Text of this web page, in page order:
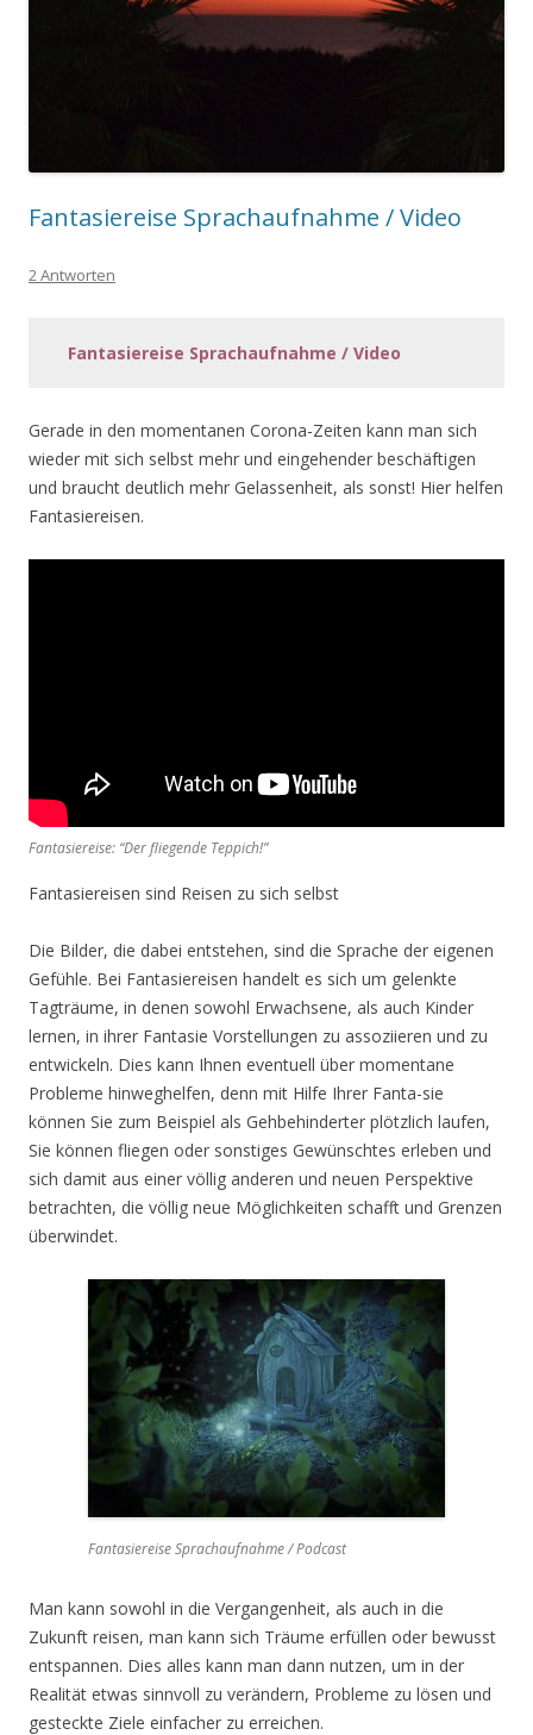
Fantasiereise Sprachaufnahme / Video
2 Antworten
Fantasiereise Sprachaufnahme / Video
Gerade in den momentanen Corona-Zeiten kann man sich
wieder mit sich selbst mehr und eingehender beschäftigen
und braucht deutlich mehr Gelassenheit, als sonst! Hier helfen
Fantasiereisen.
Fantasiereise: “Der fliegende Teppich!”
Fantasiereisen sind Reisen zu sich selbst
Die Bilder, die dabei entstehen, sind die Sprache der eigenen
Gefühle. Bei Fantasiereisen handelt es sich um gelenkte
Tagträume, in denen sowohl Erwachsene, als auch Kinder
lernen, in ihrer Fantasie Vorstellungen zu assoziieren und zu
entwickeln. Dies kann Ihnen eventuell über momentane
Probleme hinweghelfen, denn mit Hilfe Ihrer Fanta-sie
können Sie zum Beispiel als Gehbehinderter plötzlich laufen,
Sie können fliegen oder sonstiges Gewünschtes erleben und
sich damit aus einer völlig anderen und neuen Perspektive
betrachten, die völlig neue Möglichkeiten schafft und Grenzen
überwindet.
Fantasiereise Sprachaufnahme / Podcast
Man kann sowohl in die Vergangenheit, als auch in die
Zukunft reisen, man kann sich Träume erfüllen oder bewusst
entspannen. Dies alles kann man dann nutzen, um in der
Realität etwas sinnvoll zu verändern, Probleme zu lösen und
gesteckte Ziele einfacher zu erreichen.